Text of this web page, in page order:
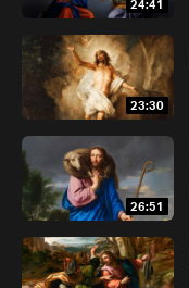
24:41
23:30
26:51